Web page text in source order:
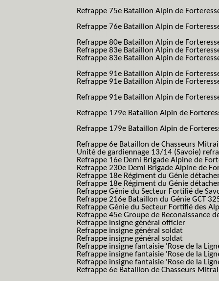
Refrappe 75e Bataillon Alpin de
Refrappe 76e Bataillon Alpin de
Refrappe 80e Bataillon Alpin de
Refrappe 83e Bataillon Alpin de
Refrappe 83e Bataillon Alpin de
Refrappe 91e Bataillon Alpin de
Refrappe 91e Bataillon Alpin de
Refrappe 91e Bataillon Alpin de
Refrappe 179e Bataillon Alpin de
Refrappe 179e Bataillon Alpin de
Refrappe 6e Bataillon de Chasseurs
Unité de gardiennage 13/14 (Savoie)
Refrappe 16e Demi Brigade Alpine de
Refrappe 230e Demi Brigade Alpine de
Refrappe 18e Régiment du Génie
Refrappe 18e Régiment du Génie
Refrappe Génie du Secteur Fortifié de
Refrappe 216e Bataillon du Génie GCT
Refrappe Génie du Secteur Fortifié des
Refrappe 45e Groupe de Reconaissance
Refrappe insigne général officier
Refrappe insigne général soldat
Refrappe insigne général soldat
Refrappe insigne fantaisie 'Rose de la
Refrappe insigne fantaisie 'Rose de la
Refrappe insigne fantaisie 'Rose de la
Refrappe 6e Bataillon de Chasseurs